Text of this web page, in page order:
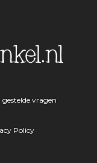
gestelde vragen
Policy